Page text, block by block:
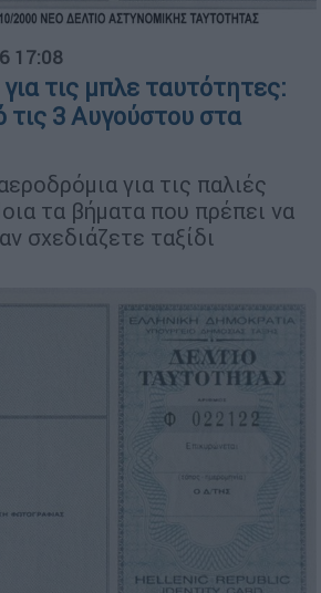
17:08
τις μπλε ταυτότητες:
τις 3 Αυγούστου στα
για τις παλιές
τα βήματα που πρέπει να
σχεδιάζετε ταξίδι